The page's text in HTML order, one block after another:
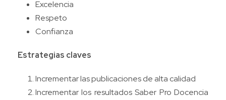
Excelencia
Respeto
Confianza
Estrategias claves
Incrementar las publicaciones de alta calidad
Incrementar los resultados Saber Pro Docencia